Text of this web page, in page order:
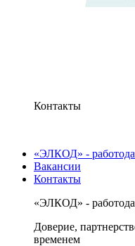
Контакты
«ЭЛКОД» -
Вакансии
Контакты
«ЭЛКОД» -
Доверие,
временем